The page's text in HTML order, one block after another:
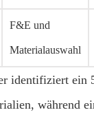
F&E und
Materialauswahl
identifiziert ein
während